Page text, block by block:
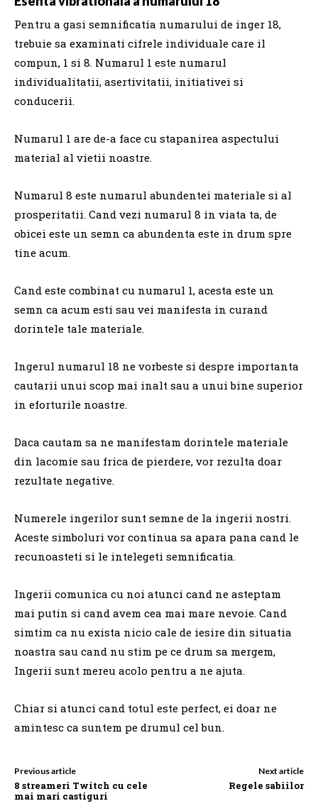
Pentru a gasi semnificatia numarului de inger 18,
trebuie sa examinati cifrele individuale care il
compun, 1 si 8. Numarul 1 este numarul
individualitatii, asertivitatii, initiativei si
conducerii.
Numarul 1 are de-a face cu stapanirea aspectului
material al vietii noastre.
Numarul 8 este numarul abundentei materiale si al
prosperitatii. Cand vezi numarul 8 in viata ta, de
obicei este un semn ca abundenta este in drum spre
tine acum.
Cand este combinat cu numarul 1, acesta este un
semn ca acum esti sau vei manifesta in curand
dorintele tale materiale.
Ingerul numarul 18 ne vorbeste si despre importanta
cautarii unui scop mai inalt sau a unui bine superior
in eforturile noastre.
Daca cautam sa ne manifestam dorintele materiale
din lacomie sau frica de pierdere, vor rezulta doar
rezultate negative.
Numerele ingerilor sunt semne de la ingerii nostri.
Aceste simboluri vor continua sa apara pana cand le
recunoasteti si le intelegeti semnificatia.
Ingerii comunica cu noi atunci cand ne asteptam
mai putin si cand avem cea mai mare nevoie. Cand
simtim ca nu exista nicio cale de iesire din situatia
noastra sau cand nu stim pe ce drum sa mergem,
Ingerii sunt mereu acolo pentru a ne ajuta.
Chiar si atunci cand totul este perfect, ei doar ne
amintesc ca suntem pe drumul cel bun.
Previous article
8 streameri Twitch cu cele
mai mari castiguri
Next article
Regele sabiilor